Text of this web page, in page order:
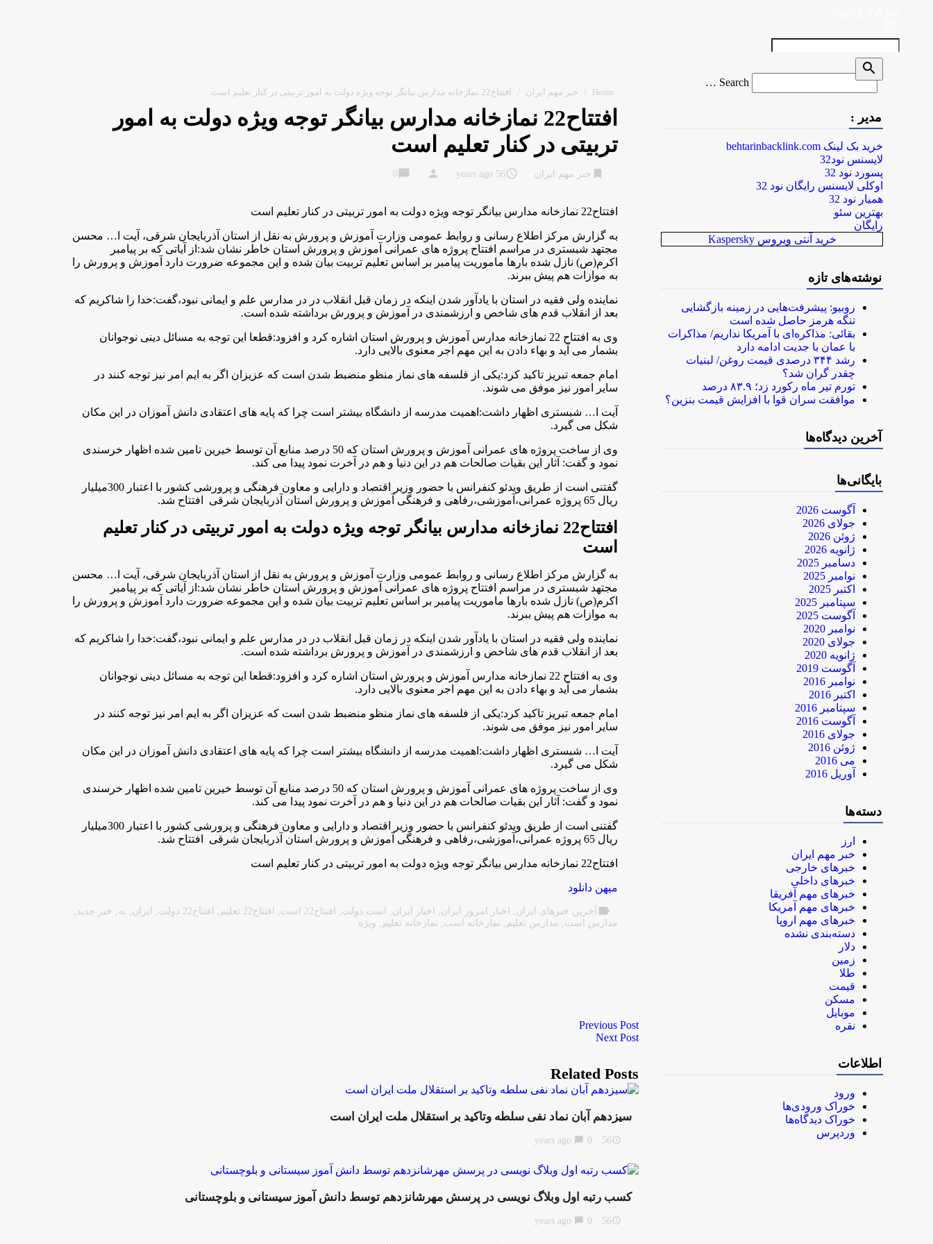
Home
/ خبر مهم ایران / افتتاح22 نمازخانه مدارس بیانگر توجه ویژه دولت به امور تربیتی در کنار تعلیم است
افتتاح22 نمازخانه مدارس بیانگر توجه ویژه دولت به امور
تربیتی در کنار تعلیم است
خبر مهم ایران access_time
56 years ago
person
chat_bubble
0
افتتاح22 نمازخانه مدارس بیانگر توجه ویژه دولت به امور تربیتی در کنار تعلیم است
به گزارش مركز اطلاع رسانی و روابط عمومی وزارت آموزش و پرورش به نقل از استان آذربایجان شرقی، آیت ا… محسن
مجتهد شبستری در مراسم افتتاح پروژه های عمرانی آموزش و پرورش استان خاطر نشان شد:از آیاتی که بر پیامبر
اکرم(ص) نازل شده بارها ماموریت پیامبر بر اساس تعلیم تربیت بیان شده و این مجموعه ضرورت دارد آموزش و پرورش را
به موازات هم پیش ببرند.
نماینده ولی فقیه در استان با یادآور شدن اینکه در زمان قبل انقلاب در در مدارس علم و ایمانی نبود،گفت:خدا را شاکریم که
بعد از انقلاب قدم های شاخص و ارزشمندی در آموزش و پرورش برداشته شده است.
وی به افتتاح 22 نمازخانه مدارس آموزش و پرورش استان اشاره کرد و افزود:قطعا این توجه به مسائل دینی نوجوانان
بشمار می آید و بهاء دادن به این مهم اجر معنوی بالایی دارد.
امام جمعه تبریز تاکید کرد:یکی از فلسفه های نماز منظو منضبط شدن است که عزیزان اگر به ایم امر نیز توجه کنند در
سایر امور نیز موفق می شوند.
آیت ا… شبستری اظهار داشت:اهمیت مدرسه از دانشگاه بیشتر است چرا که پایه های اعتقادی دانش آموزان در این مکان
شکل می گیرد.
وی از ساخت پروژه های عمرانی آموزش و پرورش استان که 50 درصد منابع آن توسط خیرین تامین شده اظهار خرسندی
نمود و گفت: آثار این بقیات صالحات هم در این دنیا و هم در آخرت نمود پیدا می کند.
گفتنی است از طریق ویدئو کنفرانس با حضور وزیر اقتصاد و دارایی و معاون فرهنگی و پرورشی کشور با اعتبار 300میلیار
ریال 65 پروژه عمرانی،آموزشی،رفاهی و فرهنگی آموزش و پرورش استان آذربایجان شرقی افتتاح شد.
افتتاح22 نمازخانه مدارس بیانگر توجه ویژه دولت به امور تربیتی در کنار تعلیم
است
به گزارش مركز اطلاع رسانی و روابط عمومی وزارت آموزش و پرورش به نقل از استان آذربایجان شرقی، آیت ا… محسن
مجتهد شبستری در مراسم افتتاح پروژه های عمرانی آموزش و پرورش استان خاطر نشان شد:از آیاتی که بر پیامبر
اکرم(ص) نازل شده بارها ماموریت پیامبر بر اساس تعلیم تربیت بیان شده و این مجموعه ضرورت دارد آموزش و پرورش را
به موازات هم پیش ببرند.
نماینده ولی فقیه در استان با یادآور شدن اینکه در زمان قبل انقلاب در در مدارس علم و ایمانی نبود،گفت:خدا را شاکریم که
بعد از انقلاب قدم های شاخص و ارزشمندی در آموزش و پرورش برداشته شده است.
وی به افتتاح 22 نمازخانه مدارس آموزش و پرورش استان اشاره کرد و افزود:قطعا این توجه به مسائل دینی نوجوانان
بشمار می آید و بهاء دادن به این مهم اجر معنوی بالایی دارد.
امام جمعه تبریز تاکید کرد:یکی از فلسفه های نماز منظو منضبط شدن است که عزیزان اگر به ایم امر نیز توجه کنند در
سایر امور نیز موفق می شوند.
آیت ا… شبستری اظهار داشت:اهمیت مدرسه از دانشگاه بیشتر است چرا که پایه های اعتقادی دانش آموزان در این مکان
شکل می گیرد.
وی از ساخت پروژه های عمرانی آموزش و پرورش استان که 50 درصد منابع آن توسط خیرین تامین شده اظهار خرسندی
نمود و گفت: آثار این بقیات صالحات هم در این دنیا و هم در آخرت نمود پیدا می کند.
گفتنی است از طریق ویدئو کنفرانس با حضور وزیر اقتصاد و دارایی و معاون فرهنگی و پرورشی کشور با اعتبار 300میلیار
ریال 65 پروژه عمرانی،آموزشی،رفاهی و فرهنگی آموزش و پرورش استان آذربایجان شرقی افتتاح شد.
افتتاح22 نمازخانه مدارس بیانگر توجه ویژه دولت به امور تربیتی در کنار تعلیم است
میهن دانلود
label آخرین خبرهای ایران , اخبار امروز ایران , اخبار ایران , است دولت , افتتاح22 است , افتتاح22 تعلیم , افتتاح22 دولت , ایران , به , خبر جدید ,
مدارس است , مدارس تعلیم , نمازخانه است , نمازخانه تعلیم , ویژه
Previous Post
Next Post
Related Posts
سيزدهم آبان نماد نفی سلطه وتاکید بر استقلال ملت ایران است
access_time
56 years ago
chat_bubble 0
کسب رتبه اول وبلاگ نویسی در پرسش مهرشانزدهم توسط دانش آموز سیستانی و بلوچستانی
access_time
56 years ago
chat_bubble 0
Search
for
Search …
search
مدیر :
خرید بک لینک behtarinbacklink.com
لایسنس نود32
پسورد نود 32
اوکلی لایسنس رایگان نود 32
همیار نود 32
بهترین سئو
رایگان
خرید آنتی ویروس Kaspersky
نوشته‌های تازه
روبیو: پیشرفت‌هایی در زمینه بازگشایی
تنگه هرمز حاصل شده است
بقائی: مذاکره‌ای با آمریکا نداریم/ مذاکرات
با عمان با جدیت ادامه دارد
رشد ۳۴۴ درصدی قیمت روغن/ لبنیات
چقدر گران شد؟
تورم تیر ماه رکورد زد؛ ۸۳.۹ درصد
موافقت سران قوا با افزایش قیمت بنزین؟
آخرین دیدگاه‌ها
بایگانی‌ها
آگوست 2026
جولای 2026
ژوئن 2026
ژانویه 2026
دسامبر 2025
نوامبر 2025
اکتبر 2025
سپتامبر 2025
آگوست 2025
نوامبر 2020
جولای 2020
ژانویه 2020
آگوست 2019
نوامبر 2016
اکتبر 2016
سپتامبر 2016
آگوست 2016
جولای 2016
ژوئن 2016
می 2016
آوریل 2016
دسته‌ها
ارز
خبر مهم ایران
خبرهای خارجی
خبرهای داخلی
خبرهای مهم آفریقا
خبرهای مهم آمریکا
خبرهای مهم اروپا
دسته‌بندی نشده
دلار
زمین
طلا
قیمت
مسکن
موبایل
نقره
اطلاعات
ورود
خوراک ورودی‌ها
خوراک دیدگاه‌ها
وردپرس